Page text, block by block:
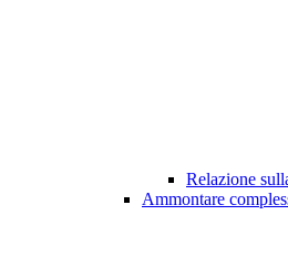
Relazione
Ammontare